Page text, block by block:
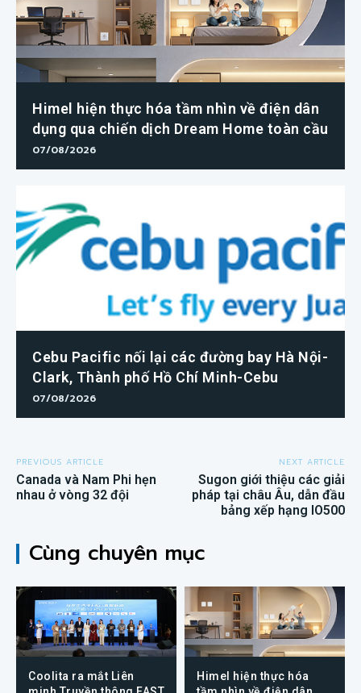
Himel hiện thực hóa tầm nhìn về điện dân
dụng qua chiến dịch Dream Home toàn cầu
07/08/2026
Cebu Pacific nối lại các đường bay Hà Nội-
Clark, Thành phố Hồ Chí Minh-Cebu
07/08/2026
PREVIOUS ARTICLE
Canada và Nam Phi hẹn
nhau ở vòng 32 đội
NEXT ARTICLE
Sugon giới thiệu các giải
pháp tại châu Âu, dẫn đầu
bảng xếp hạng IO500
Cùng chuyên mục
Coolita ra mắt Liên
Himel hiện thực hóa